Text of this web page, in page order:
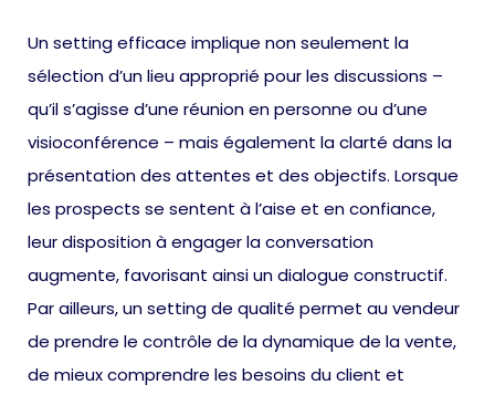
Un setting efficace implique non seulement la
sélection d’un lieu approprié pour les discussions –
qu’il s’agisse d’une réunion en personne ou d’une
visioconférence – mais également la clarté dans la
présentation des attentes et des objectifs. Lorsque
les prospects se sentent à l’aise et en confiance,
leur disposition à engager la conversation
augmente, favorisant ainsi un dialogue constructif.
Par ailleurs, un setting de qualité permet au vendeur
de prendre le contrôle de la dynamique de la vente,
de mieux comprendre les besoins du client et